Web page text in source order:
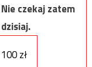
czekaj zatem
100 zł